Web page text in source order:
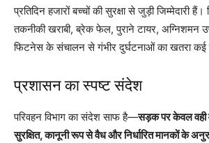
प्रतिदिन हजारों बच्चों की सुरक्षा से जुड़ी जिम्मेदारी
तकनीकी खराबी, ब्रेक फेल, पुराने टायर, अग्निशमन
फिटनेस के संचालन से गंभीर दुर्घटनाओं का खतरा कई
प्रशासन का स्पष्ट संदेश
परिवहन विभाग का संदेश साफ है—सड़क पर केवल वही
सुरक्षित, कानूनी रूप से वैध और निर्धारित मानकों के